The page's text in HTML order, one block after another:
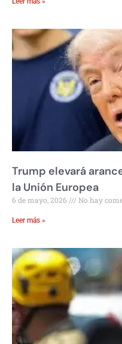
Trump elevará
la Unión Europea
6 de mayo, 2026 No hay
Leer más »